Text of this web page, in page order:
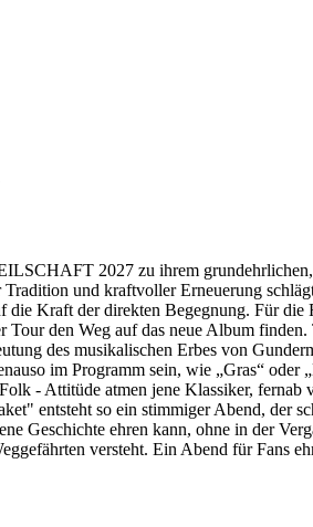
2027 zu ihrem
und kraftvoller Erneuerung
die Kraft der direkten Begegnung. Für
Tour den Weg auf das neue Album
des musikalischen Erbes von
im Programm sein, wie „Gras“
- Attitüde atmen jene Klassiker, fernab
entsteht so ein stimmiger Abend, der
Geschichte ehren kann, ohne in der
versteht. Ein Abend für Fans